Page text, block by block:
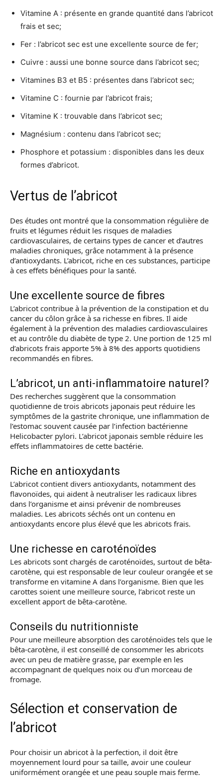
Vitamine A : présente en grande quantité dans l’abricot
frais et sec;
Fer : l’abricot sec est une excellente source de fer;
Cuivre : aussi une bonne source dans l’abricot sec;
Vitamines B3 et B5 : présentes dans l’abricot sec;
Vitamine C : fournie par l’abricot frais;
Vitamine K : trouvable dans l’abricot sec;
Magnésium : contenu dans l’abricot sec;
Phosphore et potassium : disponibles dans les deux
formes d’abricot.
Vertus de l’abricot
Des études ont montré que la consommation régulière de
fruits et légumes réduit les risques de maladies
cardiovasculaires, de certains types de cancer et d’autres
maladies chroniques, grâce notamment à la présence
d’antioxydants. L’abricot, riche en ces substances, participe
à ces effets bénéfiques pour la santé.
Une excellente source de fibres
L’abricot contribue à la prévention de la constipation et du
cancer du côlon grâce à sa richesse en fibres. Il aide
également à la prévention des maladies cardiovasculaires
et au contrôle du diabète de type 2. Une portion de 125 ml
d’abricots frais apporte 5% à 8% des apports quotidiens
recommandés en fibres.
L’abricot, un anti-inflammatoire naturel?
Des recherches suggèrent que la consommation
quotidienne de trois abricots japonais peut réduire les
symptômes de la gastrite chronique, une inflammation de
l’estomac souvent causée par l’infection bactérienne
Helicobacter pylori. L’abricot japonais semble réduire les
effets inflammatoires de cette bactérie.
Riche en antioxydants
L’abricot contient divers antioxydants, notamment des
flavonoïdes, qui aident à neutraliser les radicaux libres
dans l’organisme et ainsi prévenir de nombreuses
maladies. Les abricots séchés ont un contenu en
antioxydants encore plus élevé que les abricots frais.
Une richesse en caroténoïdes
Les abricots sont chargés de caroténoïdes, surtout de bêta-
carotène, qui est responsable de leur couleur orangée et se
transforme en vitamine A dans l’organisme. Bien que les
carottes soient une meilleure source, l’abricot reste un
excellent apport de bêta-carotène.
Conseils du nutritionniste
Pour une meilleure absorption des caroténoïdes tels que le
bêta-carotène, il est conseillé de consommer les abricots
avec un peu de matière grasse, par exemple en les
accompagnant de quelques noix ou d’un morceau de
fromage.
Sélection et conservation de
l’abricot
Pour choisir un abricot à la perfection, il doit être
moyennement lourd pour sa taille, avoir une couleur
uniformément orangée et une peau souple mais ferme.